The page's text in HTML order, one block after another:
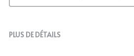
PLUS DE DÉTAILS